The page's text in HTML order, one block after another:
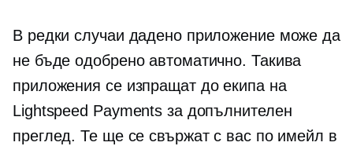
В редки случаи дадено приложение може да
не бъде одобрено автоматично. Такива
приложения се изпращат до екипа на
Lightspeed Payments за допълнителен
преглед. Те ще се свържат с вас по имейл в